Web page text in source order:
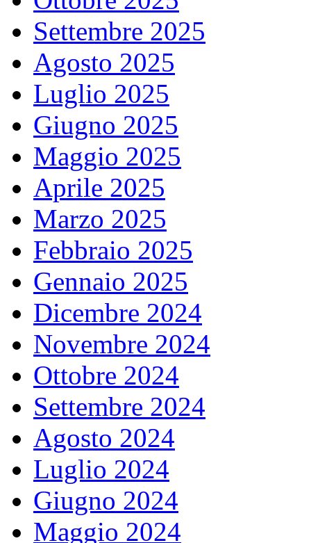
Settembre 2025
Agosto 2025
Luglio 2025
Giugno 2025
Maggio 2025
Aprile 2025
Marzo 2025
Febbraio 2025
Gennaio 2025
Dicembre 2024
Novembre 2024
Ottobre 2024
Settembre 2024
Agosto 2024
Luglio 2024
Giugno 2024
Maggio 2024